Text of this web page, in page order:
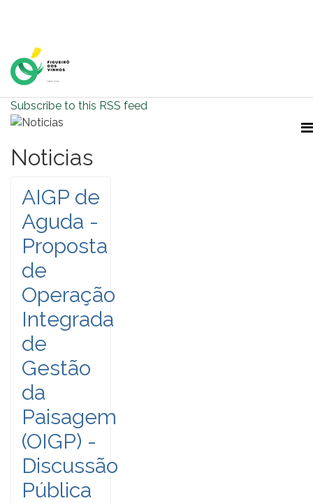
Subscribe to this RSS feed
Noticias
AIGP de
Aguda -
Proposta
de
Operação
Integrada
de
Gestão
da
Paisagem
(OIGP) -
Discussão
Pública